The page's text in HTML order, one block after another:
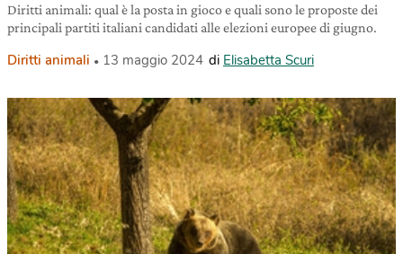
Diritti animali: qual è la posta in gioco e quali sono le proposte dei
principali partiti italiani candidati alle elezioni europee di giugno.
Diritti animali 13 maggio 2024 di Elisabetta Scuri